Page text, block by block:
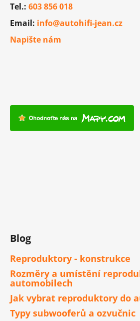
Tel.: 603 856 018
Email: info@autohifi-jean.cz
Napište nám
Blog
Reproduktory - konstrukce
Rozměry a umístění
automobilech
Jak vybrat reproduktory do
Typy subwooferů a ozvučnic